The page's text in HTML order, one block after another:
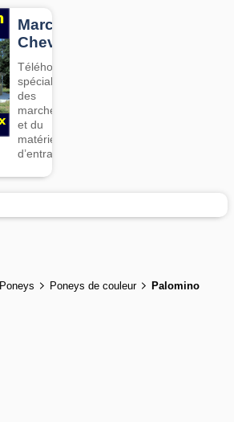
Marcheurs
Chevaux
Téléhorse,
spécialiste
des
marcheurs
et du
matériel
d’entrainement
Poneys Poneys de couleur Palomino